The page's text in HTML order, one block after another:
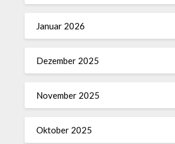
Januar 2026
Dezember 2025
November 2025
Oktober 2025